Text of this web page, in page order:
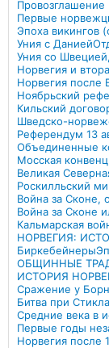
Провозглашение
Первые
Эпоха викингов
Уния с Данией
Уния со
Норвегия и
Норвегия после
Ноябрьский
Кильский
Шведско-
Референдум 13
Объединенные
Мосская
Великая
Роскилльский
Война за Сконе,
Война за Сконе
Кальмарская
НОРВЕГИЯ:
Биркебейнеры
ОБЩИННЫЕ
ИСТОРИЯ
Сражение у
Битва при
Средние века в
Первые годы
Норвегия после